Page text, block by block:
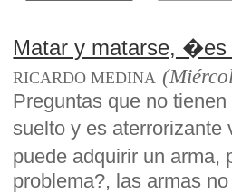
Matar y matarse,
RICARDO MEDINA
Preguntas que no
suelto y es
puede adquirir un
problema?, las armas